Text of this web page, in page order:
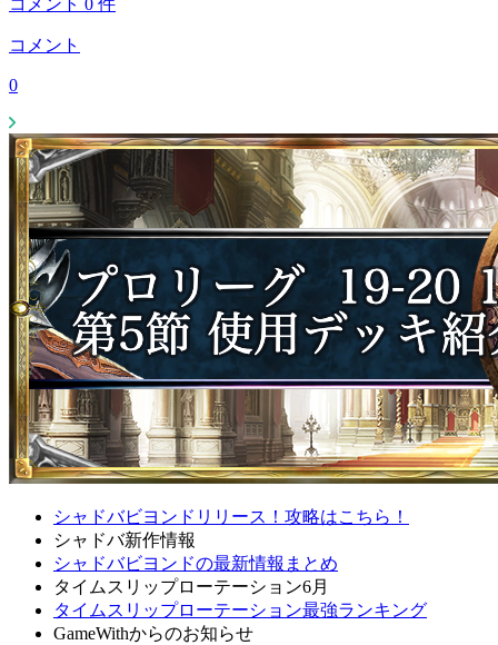
コメント
0
シャドバビヨンドリリース！攻略はこちら！
シャドバ新作情報
シャドバビヨンドの最新情報まとめ
タイムスリップローテーション6月
タイムスリップローテーション最強ランキング
GameWithからのお知らせ